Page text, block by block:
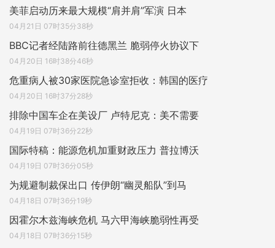
美菲启动历来最大规模“肩并肩”军演 日本
04月21日 07时35分38秒
BBC记者经陆路前往德黑兰 脆弱停火协议下
04月20日 16时38分46秒
危重病人被30家医院急诊室拒收：韩国的医疗
04月20日 16时37分28秒
排除中国车企在美设厂 卢特尼克：美不需要
04月19日 07时36分22秒
国际特稿：能源危机加重财政压力 普拉博沃
04月19日 07时36分05秒
为规避制裁保出口 传伊朗“幽灵船队”到马
04月18日 07时36分19秒
因霍尔木兹海峡危机 马六甲海峡脆弱性再受
04月18日 07时36分15秒